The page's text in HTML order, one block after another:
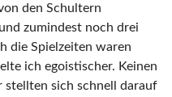
den Schultern
zumindest noch drei
die Spielzeiten waren
ich egoistischer. Keinen
stellten sich schnell darauf